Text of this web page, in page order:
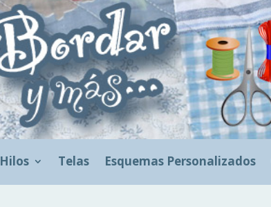
Hilos Telas Esquemas Personalizados